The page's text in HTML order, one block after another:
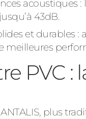
acoustiques
43dB.
et durables :
meilleures
PVC :
plus